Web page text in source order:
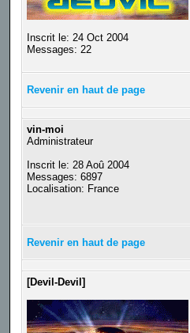
Inscrit le: 24 Oct 2004
Messages: 22
Revenir en haut de page
vin-moi
Administrateur
Inscrit le: 28 Aoû 2004
Messages: 6897
Localisation: France
Revenir en haut de page
[Devil-Devil]